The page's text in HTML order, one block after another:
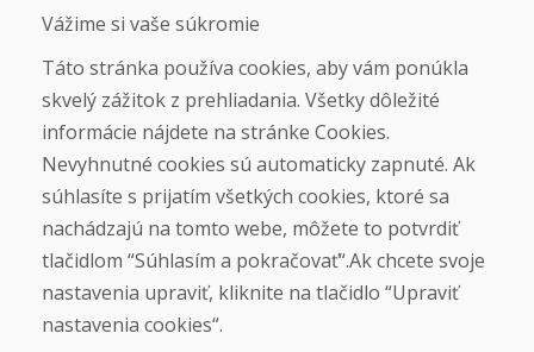
Otváracie hodiny
ZIMNÁ SEZÓNA 2025/2026 JE
UKONČENÁ. ĎAKUJEME VÁM ZA
PRIAZEŇ A TEŠÍME SA NA VÁS OPÄŤ
OD 14. 9. 2026.
Nájsť na Google mape
Vážime si vaše súkromie
Táto stránka používa cookies, aby vám ponúkla
skvelý zážitok z prehliadania. Všetky dôležité
informácie nájdete na stránke Cookies.
Nevyhnutné cookies sú automaticky zapnuté. Ak
súhlasíte s prijatím všetkých cookies, ktoré sa
nachádzajú na tomto webe, môžete to potvrdiť
tlačidlom “Súhlasím a pokračovať“.Ak chcete svoje
nastavenia upraviť, kliknite na tlačidlo “Upraviť
nastavenia cookies“.